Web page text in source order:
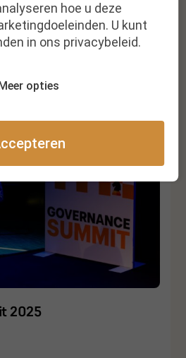
Business
2025
hoe u deze
U kunt
in ons privacybeleid.
opties